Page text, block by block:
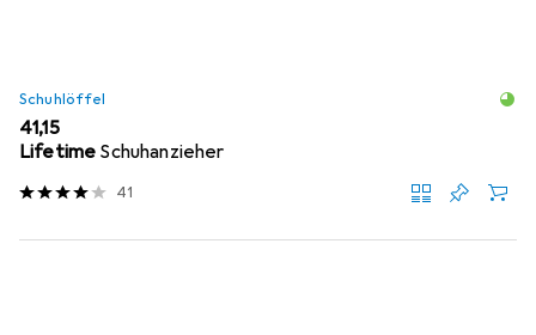
Schuhlöffel
EUR
41,15
Lifetime Schuhanzieher
41